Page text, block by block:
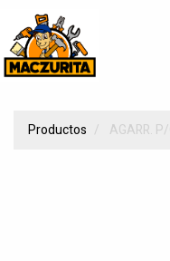
Productos AGARR.